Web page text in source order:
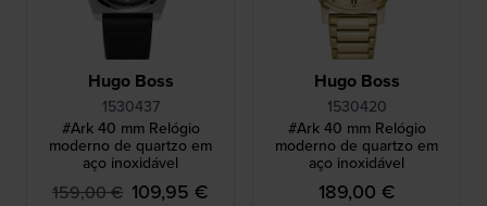
Hugo Boss
1530437
#Ark 40 mm Relógio
moderno de quartzo em
aço inoxidável
159,00 € 109,95 €
Hugo Boss
1530420
#Ark 40 mm Relógio
moderno de quartzo em
aço inoxidável
189,00 €